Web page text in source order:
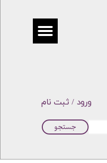
ورود / ثبت نام
جستجو